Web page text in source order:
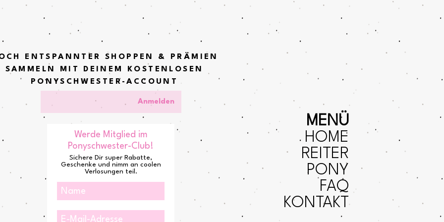
ENTSPANNTER SHOPPEN & PRÄMIEN
SAMMELN MIT DEINEM KOSTENLOSEN
PONYSCHWESTER-ACCOUNT
Anmelden
Werde Mitglied im
Ponyschwester-Club!
Sichere Dir super Rabatte,
Geschenke und nimm an coolen
Verlosungen teil.
MENÜ
HOME
REITER
PONY
FAQ
KONTAKT